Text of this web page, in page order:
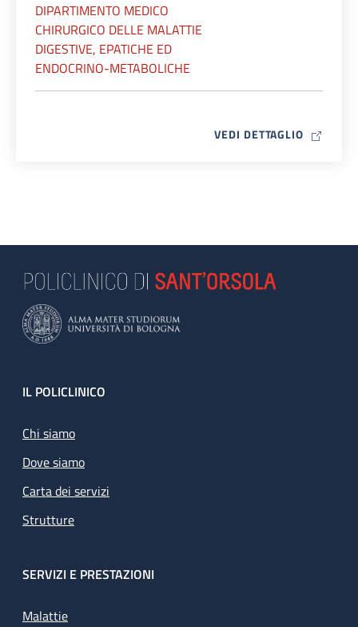
DIPARTIMENTO MEDICO
CHIRURGICO DELLE MALATTIE
DIGESTIVE, EPATICHE ED
ENDOCRINO-METABOLICHE
VEDI DETTAGLIO MAP ICON
Footer
IL POLICLINICO
Chi siamo
Dove siamo
Carta dei servizi
Strutture
SERVIZI E PRESTAZIONI
Malattie